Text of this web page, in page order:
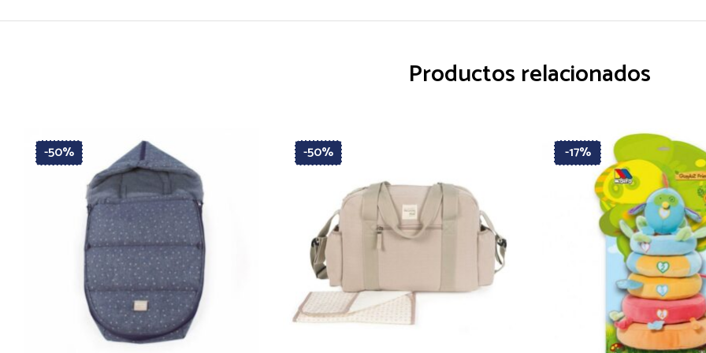
Productos relacionados
-50% -50% -17%